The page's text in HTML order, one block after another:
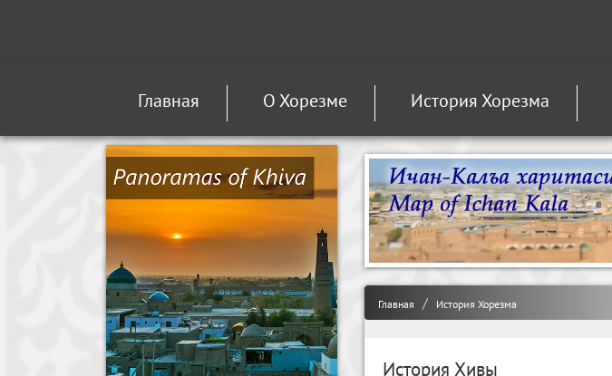
Главная О Хорезме История Хорезма
Главная История Хорезма
История Хивы